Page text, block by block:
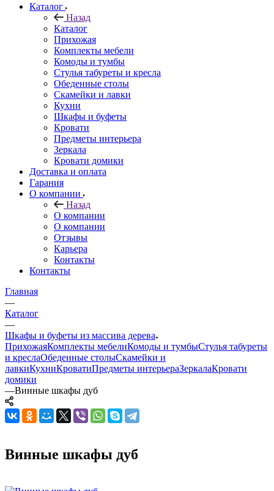
Каталог
Назад
Каталог
Прихожая
Комплекты мебели
Комоды и тумбы
Стулья табуреты и кресла
Обеденные столы
Скамейки и лавки
Кухни
Шкафы и буфеты
Кровати
Предметы интерьера
Зеркала
Кровати домики
Доставка и оплата
Гарания
О компании
Назад
О компании
О компании
Отзывы
Карьера
Контакты
Контакты
Главная
—
Каталог
—
Шкафы и буфеты из массива дерева
ПрихожаяКомплекты мебелиКомоды и тумбыСтулья табуреты
и креслаОбеденные столыСкамейки и
лавкиКухниКроватиПредметы интерьераЗеркалаКровати
домики
—Винные шкафы дуб
Винные шкафы дуб